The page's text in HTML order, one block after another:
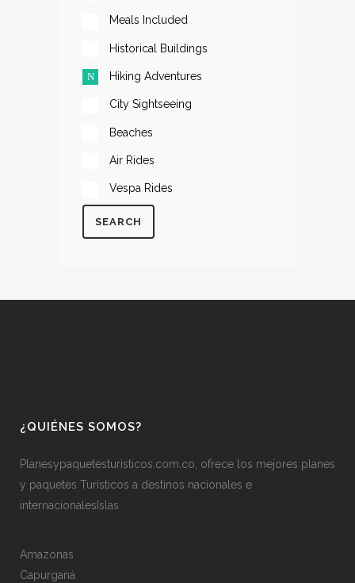
Meals Included
Historical Buildings
Hiking Adventures
City Sightseeing
Beaches
Air Rides
Vespa Rides
SEARCH
¿QUIÉNES SOMOS?
Planesypaquetesturisticos.com.co, ofrece los mejores planes
y paquetes Turísticos a destinos nacionales e
internacionalesIslas.
Amazonas
Capurganá